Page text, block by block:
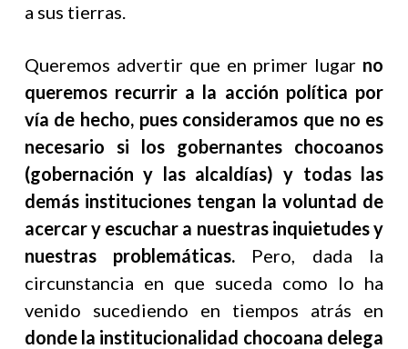
a sus tierras.
Queremos advertir que en primer lugar no
queremos recurrir a la acción política por
vía de hecho, pues consideramos que no es
necesario si los gobernantes chocoanos
(gobernación y las alcaldías) y todas las
demás instituciones tengan la voluntad de
acercar y escuchar a nuestras inquietudes y
nuestras problemáticas. Pero, dada la
circunstancia en que suceda como lo ha
venido sucediendo en tiempos atrás en
donde la institucionalidad chocoana delega